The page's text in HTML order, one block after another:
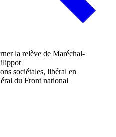
sociétales, libéral en
du Front national